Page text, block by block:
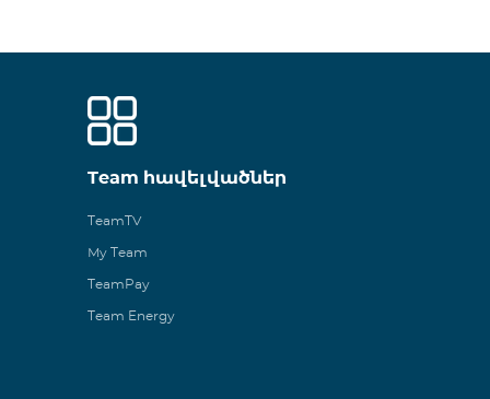
Team հավելվածներ
TeamTV
My Team
TeamPay
Team Energy